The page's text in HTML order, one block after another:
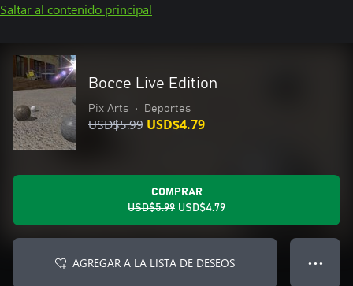
Saltar al contenido principal
Bocce Live Edition
Pix Arts • Deportes
USD$5.99 USD$4.79
COMPRAR
USD$5.99 USD$4.79
AGREGAR A LA LISTA DE DESEOS ● ● ●